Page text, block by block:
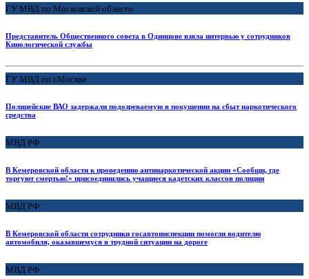
ГУ МВД по Московской области
Представитель Общественного совета в Одинцове взяла интервью у сотрудников
Кинологической службы
ГУ МВД по г.Москве
Полицейские ВАО задержали подозреваемую в покушении на сбыт наркотического
средства
МВД РФ
В Кемеровской области к проведению антинаркотической акции «Сообщи, где
торгуют смертью!» присоединились учащиеся кадетских классов полиции
МВД РФ
В Кемеровской области сотрудники госавтоинспекции помогли водителю
автомобиля, оказавшемуся в трудной ситуации на дороге
МВД РФ